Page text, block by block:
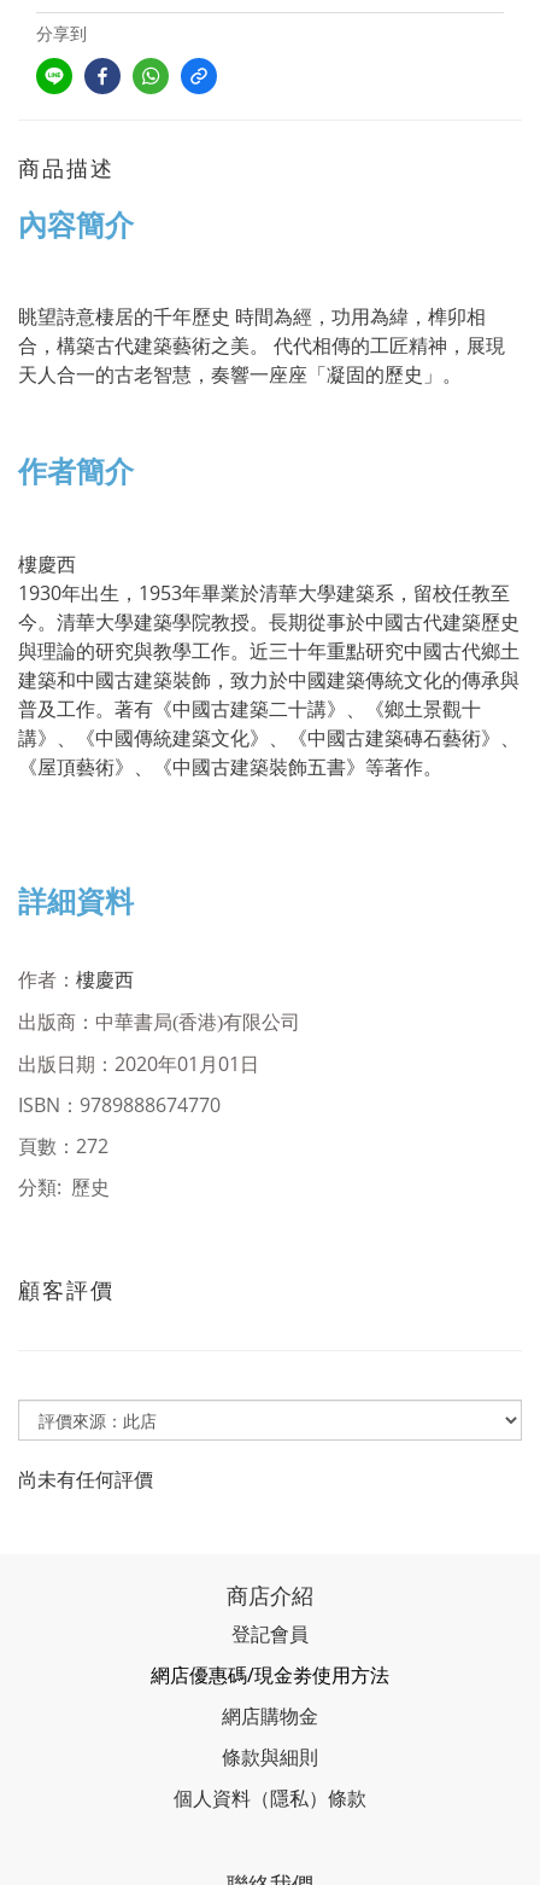
分享到
商品描述
內容簡介
眺望詩意棲居的千年歷史 時間為經，功用為緯，榫卯相
合，構築古代建築藝術之美。 代代相傳的工匠精神，展現
天人合一的古老智慧，奏響一座座「凝固的歷史」。
作者簡介
樓慶西
1930年出生，1953年畢業於清華大學建築系，留校任教至
今。清華大學建築學院教授。長期從事於中國古代建築歷史
與理論的研究與教學工作。近三十年重點研究中國古代鄉土
建築和中國古建築裝飾，致力於中國建築傳統文化的傳承與
普及工作。著有《中國古建築二十講》、《鄉土景觀十
講》、《中國傳統建築文化》、《中國古建築磚石藝術》、
《屋頂藝術》、《中國古建築裝飾五書》等著作。
詳細資料
作者： 樓慶西
出版商： 中華書局(香港)有限公司
出版日期：2020年01月01日
ISBN ： 9789888674770
頁數：272
分類: 歷史
顧客評價
尚未有任何評價
商店介紹
登記會員
網店優惠碼/現金劵使用方法
網店購物金
條款與細則
個人資料（隱私）條款